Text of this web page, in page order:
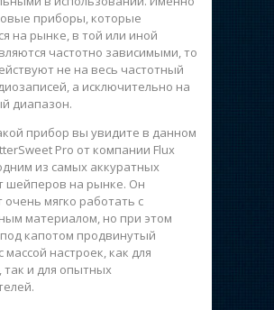
приборы, которые
на рынке, в той или иной
частотно зависимыми, то
не на весь частотный
а исключительно на
диапазон.
прибор вы увидите в данном
Pro от компании Flux
из самых аккуратных
шейперов на рынке. Он
очень мягко работать с
материалом, но при этом
капотом продвинутый
массой настроек, как для
так и для опытных